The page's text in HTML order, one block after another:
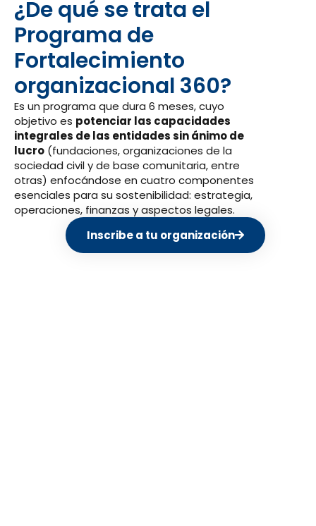
¿De qué se trata el
Programa de
Fortalecimiento
organizacional 360?
Es un programa que dura 6 meses, cuyo
objetivo es potenciar las capacidades
integrales de las entidades sin ánimo de
lucro (fundaciones, organizaciones de la
sociedad civil y de base comunitaria, entre
otras) enfocándose en cuatro componentes
esenciales para su sostenibilidad: estrategia,
operaciones, finanzas y aspectos legales.
Inscribe a tu organización